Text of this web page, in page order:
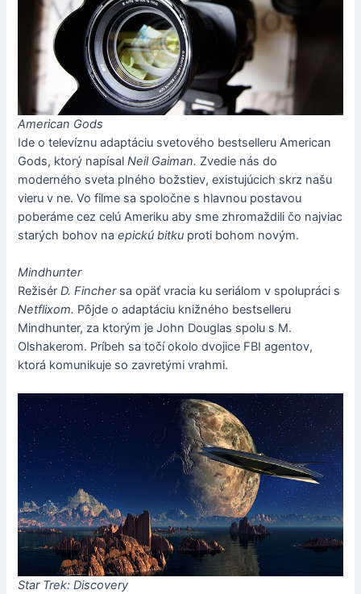
American Gods
Ide o televíznu adaptáciu svetového bestselleru American
Gods, ktorý napísalNeil Gaiman. Zvedie nás do
moderného sveta plného božstiev, existujúcich skrz našu
vieru v ne. Vo filme sa spoločne s hlavnou postavou
poberáme cez celú Ameriku aby sme zhromaždili čo najviac
starých bohov naepickú bitku proti bohom novým.
Mindhunter
RežisérD. Finchersa opäť vracia ku seriálom v spolupráci s
Netflixom. Pôjde o adaptáciu knižného bestselleru
Mindhunter, za ktorým je John Douglas spolu s M.
Olshakerom. Príbeh sa točí okolo dvojice FBI agentov,
ktorá komunikuje so zavretými vrahmi.
Star Trek: Discovery